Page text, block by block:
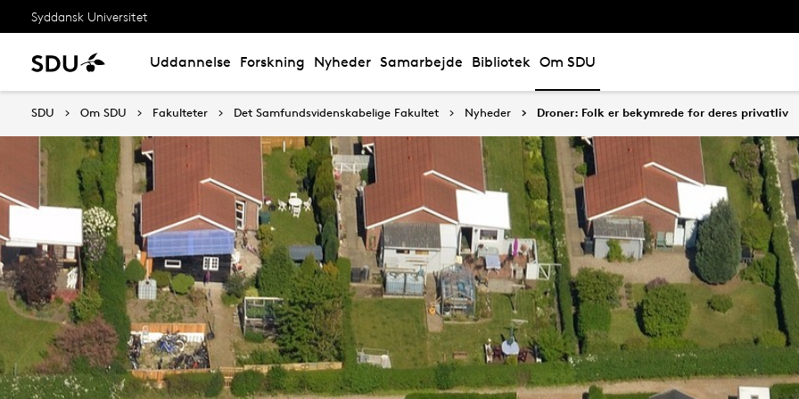
Syddansk Universitet
Uddannelse Forskning Nyheder Samarbejde Bibliotek Om SDU
SDU Om SDU Fakulteter Det Samfundsvidenskabelige Fakultet Nyheder Droner: Folk er bekymrede for deres privatliv